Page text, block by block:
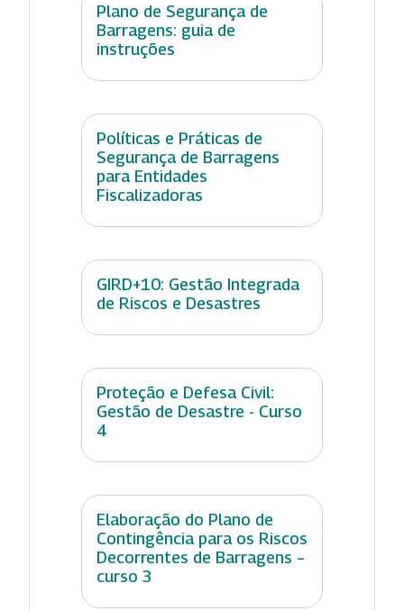
Plano de Segurança de
Barragens: guia de
instruções
Políticas e Práticas de
Segurança de Barragens
para Entidades
Fiscalizadoras
GIRD+10: Gestão Integrada
de Riscos e Desastres
Proteção e Defesa Civil:
Gestão de Desastre - Curso
4
Elaboração do Plano de
Contingência para os Riscos
Decorrentes de Barragens –
curso 3